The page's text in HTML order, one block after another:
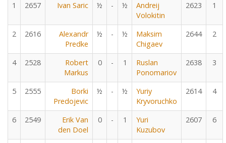
1
2657 Ivan Saric ½ - ½
Andreij
Volokitin
2623 1
2 2616
Alexandr
Predke
½ - ½
Maksim
Chigaev
2644 2
4 2528
Robert
Markus
0 - 1
Ruslan
Ponomariov
2638 3
5 2555
Borki
Predojevic
½ - ½
Yuriy
Kryvoruchko
2614 4
6 2549
Erik Van
den Doel
0 - 1
Yuri
Kuzubov
2607 6